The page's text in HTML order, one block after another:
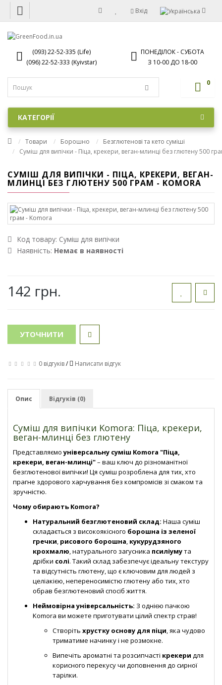
Вхід
(093) 22-52-335 (Life)
(096) 22-52-333 (Kyivstar)
ПОНЕДІЛОК - СУБОТА
З 10-00 ДО 18-00
0
КАТЕГОРІЇ
Товари Борошно
Безглютенові та кето суміші
Суміш для випічки - Піца, крекери, веган-млинці без глютену 500
СУМІШ ДЛЯ ВИПІЧКИ - ПІЦА, КРЕКЕРИ, ВЕГАН-
МЛИНЦІ БЕЗ ГЛЮТЕНУ 500 ГРАМ - KOMORA
Код товару: Суміш для випічки
Наявність: Немає в наявності
142 грн.
УТОЧНИТИ
0 відгуків/ Написати відгук
Опис Відгуків (0)
Суміш для випічки Komora: Піца, крекери,
веган-млинці без глютену
Представляємоуніверсальну суміш Komora "Піца,
крекери, веган-млинці"– ваш ключ до різноманітної
безглютенової випічки! Ця суміш розроблена для тих, хто
прагне здорового харчування без компромісів зі смаком та
зручністю.
Чому обирають Komora?
Натуральний безглютеновий склад: Наша суміш
складається з високоякісного борошна із зеленої
гречки, рисового борошна, кукурудзяного
крохмалю, натурального загусника псиліумута
дрібки солі. Такий склад забезпечує ідеальну текстуру
та відсутність глютену, що є ключовим для людей з
целіакією, непереносимістю глютену або тих, хто
обрав безглютеновий спосіб життя.
Неймовірна універсальність: З однією пачкою
Komora ви можете приготувати цілий спектр страв!
Створіть хрустку основу для піци, яка чудово
триматиме начинку і не розмокне.
Випечіть ароматні та розсипчасті крекери для
корисного перекусу чи доповнення до сирної
тарілки.